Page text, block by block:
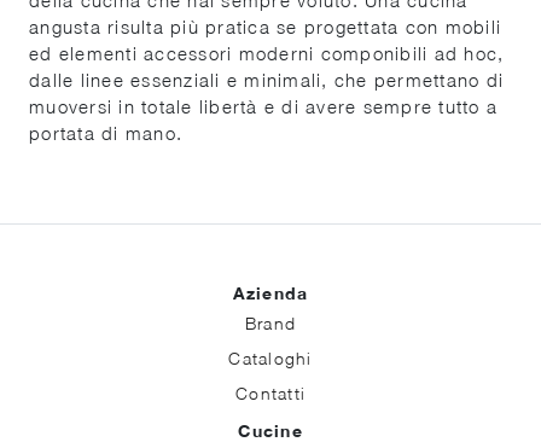
angusta risulta più pratica se progettata con mobili
ed elementi accessori moderni componibili ad hoc,
dalle linee essenziali e minimali, che permettano di
muoversi in totale libertà e di avere sempre tutto a
portata di mano.
Azienda
Brand
Cataloghi
Contatti
Cucine